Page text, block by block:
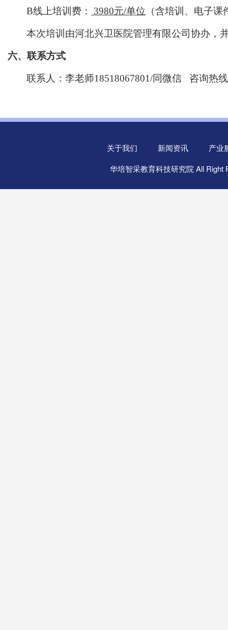
B线上培训费： 3980元/单位 （含培训、 电子课
本次培训由河北兴卫医院管理有限公司协办，
六、联系方式
联系人：李老师18518067801/同微信 咨询热
关于我们 新闻资讯
产业
华培智采教育科技研究院 All Right